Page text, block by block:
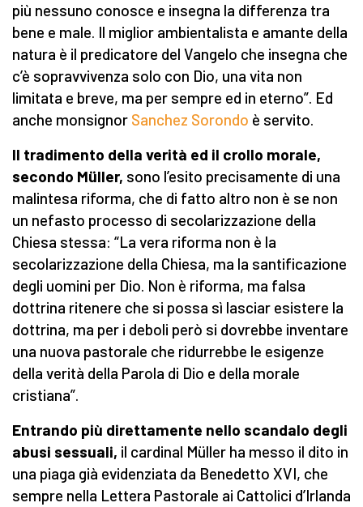
più nessuno conosce e insegna la differenza tra
bene e male. Il miglior ambientalista e amante della
natura è il predicatore del Vangelo che insegna che
c’è sopravvivenza solo con Dio, una vita non
limitata e breve, ma per sempre ed in eterno”. Ed
anche monsignor Sanchez Sorondo è servito.
Il tradimento della verità ed il crollo morale,
secondo Müller, sono l’esito precisamente di una
malintesa riforma, che di fatto altro non è se non
un nefasto processo di secolarizzazione della
Chiesa stessa: “La vera riforma non è la
secolarizzazione della Chiesa, ma la santificazione
degli uomini per Dio. Non è riforma, ma falsa
dottrina ritenere che si possa sì lasciar esistere la
dottrina, ma per i deboli però si dovrebbe inventare
una nuova pastorale che ridurrebbe le esigenze
della verità della Parola di Dio e della morale
cristiana”.
Entrando più direttamente nello scandalo degli
abusi sessuali, il cardinal Müller ha messo il dito in
una piaga già evidenziata da Benedetto XVI, che
sempre nella Lettera Pastorale ai Cattolici d’Irlanda